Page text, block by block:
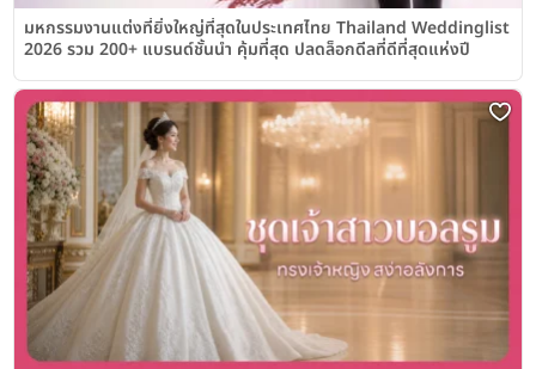
มหกรรมงานแต่งที่ยิ่งใหญ่ที่สุดในประเทศไทย Thailand Weddinglist
2026 รวม 200+ แบรนด์ชั้นนำ คุ้มที่สุด ปลดล็อกดีลที่ดีที่สุดแห่งปี